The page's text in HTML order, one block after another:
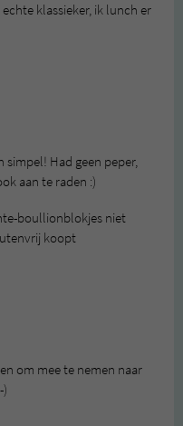
klassieker, ik lunch er
simpel! Had geen peper,
aan te raden :)
boullionblokjes niet
koopt
om mee te nemen naar